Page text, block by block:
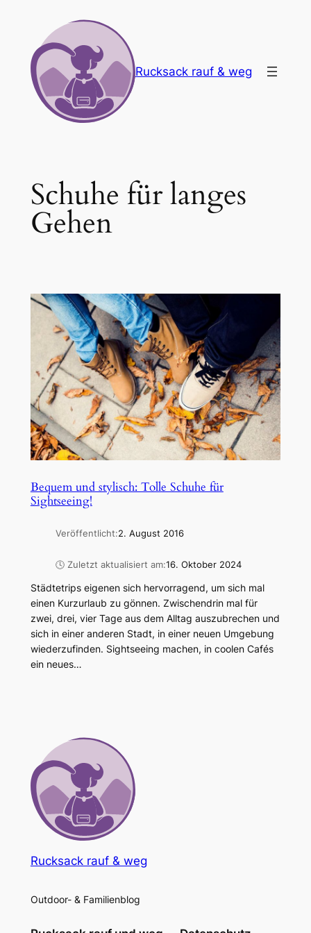
springen
Rucksack rauf & weg
Schuhe für langes
Gehen
Bequem und stylisch: Tolle Schuhe für
Sightseeing!
Veröffentlicht:2. August 2016
🕓 Zuletzt aktualisiert am:16. Oktober 2024
Städtetrips eigenen sich hervorragend, um sich mal
einen Kurzurlaub zu gönnen. Zwischendrin mal für
zwei, drei, vier Tage aus dem Alltag auszubrechen und
sich in einer anderen Stadt, in einer neuen Umgebung
wiederzufinden. Sightseeing machen, in coolen Cafés
ein neues…
Rucksack rauf & weg
Outdoor- & Familienblog